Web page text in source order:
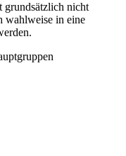
nicht
wahlweise in eine